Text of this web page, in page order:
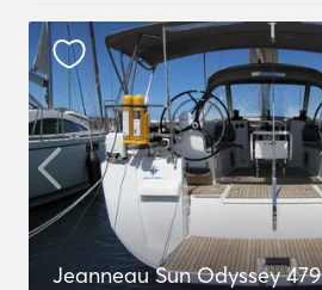
Jeanneau Sun Odyssey 479